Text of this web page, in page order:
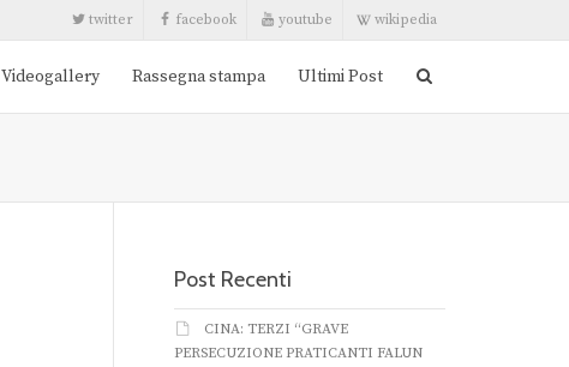
twitter facebook youtube wikipedia
Videogallery Rassegna stampa Ultimi Post
Post Recenti
CINA: TERZI “GRAVE
PERSECUZIONE PRATICANTI FALUN